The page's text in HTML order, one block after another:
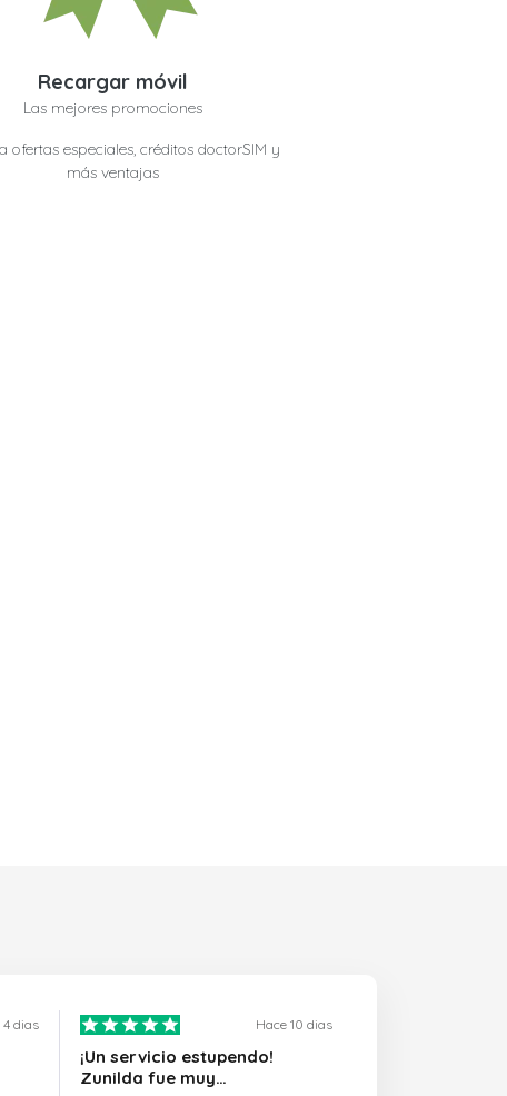
Recargar móvil
Las mejores promociones
ofertas especiales, créditos doctorSIM y
más ventajas
4 dias Hace 10 dias
¡Un servicio estupendo!
Zunilda fue muy…